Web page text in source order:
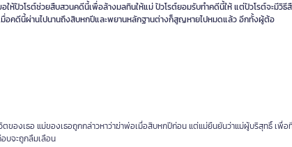
อให้ปัวโรต์ช่วยสืบสวนคดีนี้เพื่อล้างมลทินให้แม่ ปัวโรต์ยอมรับทำคดีนี้ให้ แต่ปัวโรต์จะมีวิ
มื่อคดีนี้ผ่านไปนานถึงสิบหกปีและพยานหลักฐานต่างก็สูญหายไปหมดแล้ว อีกทั้งผู้ต้อ
ของเธอ แม่ของเธอถูกกล่าวหาว่าฆ่าพ่อเมื่อสิบหกปีก่อน แต่แม่ยืนยันว่าแม่ผู้บริสุทธิ์ เพื่อ
บจะถูกลืมเลือน